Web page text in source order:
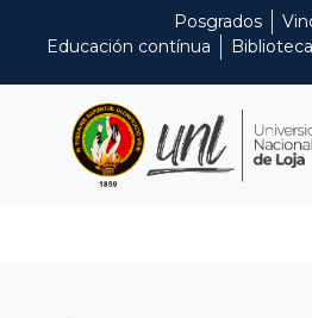
Posgrados
Educación contínua